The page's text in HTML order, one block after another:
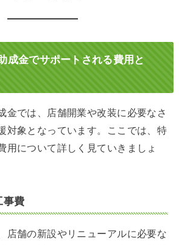
成金でサポートされる費用と
金では、店舗開業や改装に必要なさ
対象となっています。ここでは、特
用について詳しく見ていきましょ
事費
店舗の新設やリニューアルに必要な